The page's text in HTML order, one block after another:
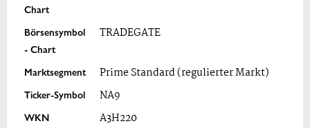
Chart
Börsensymbol
- Chart
TRADEGATE
Marktsegment Prime Standard (regulierter Markt)
Ticker-Symbol NA9
WKN A3H220